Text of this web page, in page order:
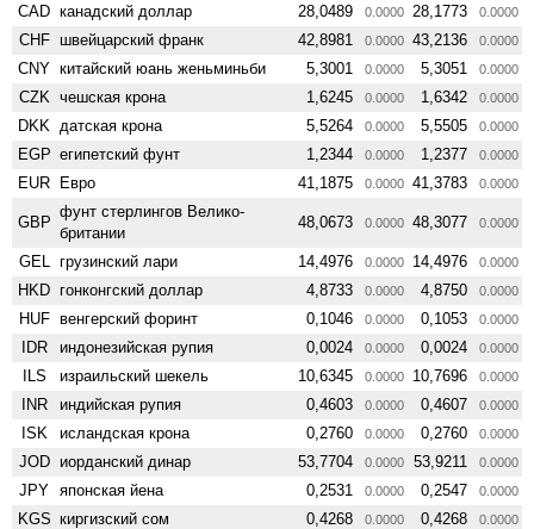
CAD канадский доллар 28,0489 0.0000 28,1773 0.0000
CHF швейцарский франк 42,8981 0.0000 43,2136 0.0000
CNY китайский юань женьминьби 5,3001 0.0000 5,3051 0.0000
CZK чешская крона 1,6245 0.0000 1,6342 0.0000
DKK датская крона 5,5264 0.0000 5,5505 0.0000
EGP египетский фунт 1,2344 0.0000 1,2377 0.0000
EUR Евро 41,1875 0.0000 41,3783 0.0000
GBP
фунт стерлингов Велико­
британии
48,0673 0.0000 48,3077 0.0000
GEL грузинский лари 14,4976 0.0000 14,4976 0.0000
HKD гонконгский доллар 4,8733 0.0000 4,8750 0.0000
HUF венгерский форинт 0,1046 0.0000 0,1053 0.0000
IDR индонезийская рупия 0,0024 0.0000 0,0024 0.0000
ILS израильский шекель 10,6345 0.0000 10,7696 0.0000
INR индийская рупия 0,4603 0.0000 0,4607 0.0000
ISK исландская крона 0,2760 0.0000 0,2760 0.0000
JOD иорданский динар 53,7704 0.0000 53,9211 0.0000
JPY японская йена 0,2531 0.0000 0,2547 0.0000
KGS киргизский сом 0,4268 0.0000 0,4268 0.0000